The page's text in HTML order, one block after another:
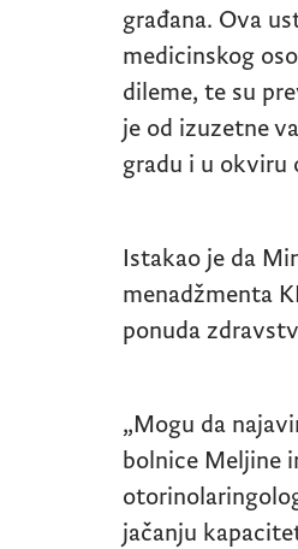
građana. Ova
medicinskog
dileme, te su
je od izuzetne
gradu i u okviru
Istakao je da
menadžmenta
ponuda
„Mogu da
bolnice Meljine
jačanju